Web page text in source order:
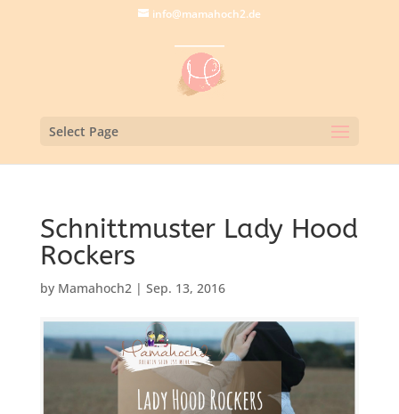
info@mamahoch2.de
Select Page
Schnittmuster Lady Hood
Rockers
by Mamahoch2| Sep. 13, 2016